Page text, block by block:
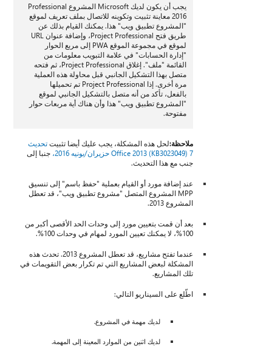
يجب أن يكون لديك Microsoft المشروع Professional
2016 معاينة تثبيت وتكوينه للاتصال بملف تعريف لموقع
"المشروع تطبيق ويب" هذا. يمكنك القيام بذلك عن
طريق فتح Project Professional، وإضافة عنوان URL
لموقع في مجموعة الموقع PWA إلى مربع الحوار
"إدارة الحسابات" في علامة التبويب معلومات من
القائمة "ملف". إغلاق Project Professional، ثم فتحه
متصل بهذا التشكيل الجانبي قبل محاولة هذه العملية
مرة أخرى. إذا Project Professional تم تحميلها
بالفعل، تأكد من أنه متصل بالتشكيل الجانبي لموقع
"المشروع تطبيق ويب" هذا وأن هناك أية مربعات حوار
مفتوحة.
ملاحظة:لحل هذه المشكلة، يجب عليك أيضا تثبيتتحديث
Office 2013 (KB3023049) 7 حزيران/يونيه 2016،
جنبا إلى
جنب مع هذا التحديث.
عند إضافة مورد أو القيام بعملية "حفظ باسم" إلى تنسيق
MPP المشروع المتصل "مشروع تطبيق ويب"، قد تعطل
المشروع 2013.
بعد أن قمت بتعيين مورد إلى وحدات الحد الأقصى أكبر من
100%، لا يمكنك تعيين المورد لمهام في وحدات 100%.
عندما تفتح مشاريع، قد تعطل المشروع 2013. تحدث هذه
المشكلة لبعض المشاريع التي تم تكرار بعض التقويمات في
تلك المشاريع.
اطّلع على السيناريو التالي:
لديك مهمة في المشروع.
لديك اثنين من الموارد المعينة إلى المهمة.